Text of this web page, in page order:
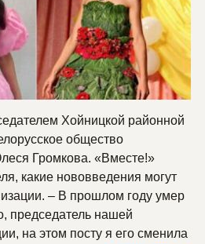
Хойницкой районной
общество
Громкова. «Вместе!»
какие нововведения могут
– В прошлом году умер
председатель нашей
на этом посту я его сменила